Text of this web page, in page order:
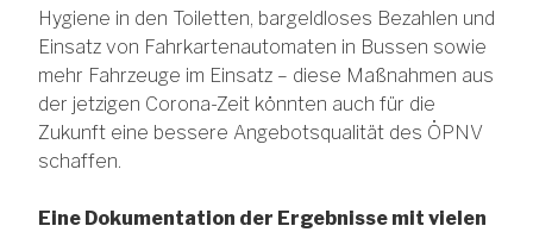
Hygiene in den Toiletten, bargeldloses Bezahlen und
Einsatz von Fahrkartenautomaten in Bussen sowie
mehr Fahrzeuge im Einsatz – diese Maßnahmen aus
der jetzigen Corona-Zeit könnten auch für die
Zukunft eine bessere Angebotsqualität des ÖPNV
schaffen.
Eine Dokumentation der Ergebnisse mit vielen